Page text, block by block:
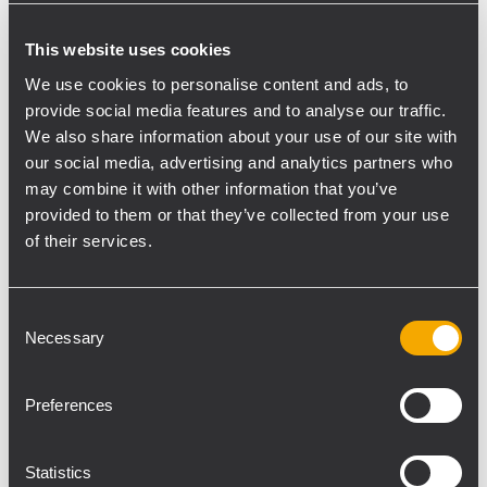
This website uses cookies
We use cookies to personalise content and ads, to
provide social media features and to analyse our traffic.
We also share information about your use of our site with
our social media, advertising and analytics partners who
may combine it with other information that you’ve
provided to them or that they’ve collected from your use
of their services.
Selection
Necessary
Preferences
Statistics
wurden mit einem einzigen CM Motor mit
einer Tonne Tragkraft geflogen. Das
Dollysystem mit vier HDL 50-A bzw. HDL
30-A Modulen ermöglichte eine schnelle
und einfache Installation mit nur zwei
Riggern. Die zwanzig SUB 9006-AS wurden
an der Bühnenfront in zwei Reihen à zehn
Subwoofern installiert. Ihre Curved-End-
reduzierte gleichzeitig die Abstrahlung der
Main-PA wurden die beiden Delay-Türme
mit einem Cluster aus 8 HDL 30-A Modulen
aufgebaut, die mit einem einzigen 500-kg-